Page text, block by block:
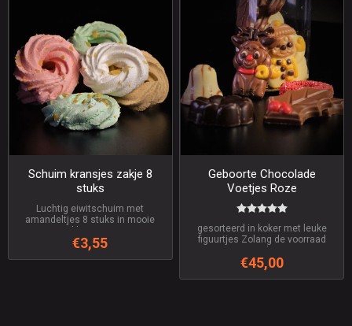
Schuim kransjes zakje 8
stuks
Luchtig eiwitschuim met
amandeltjes 8 stuks in mooie
€3,55
Geboorte Chocolade
Voetjes Roze
gesorteerd in koker met leuke
figuurtjes Zolang de voorraad
€45,00